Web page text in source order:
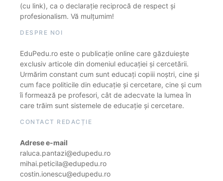
(cu link), ca o declarație reciprocă de respect și
profesionalism. Vă mulțumim!
DESPRE NOI
EduPedu.ro este o publicație online care găzduiește
exclusiv articole din domeniul educației și cercetării.
Urmărim constant cum sunt educați copiii noștri, cine și
cum face politicile din educație și cercetare, cine și cum
îi formează pe profesori, cât de adecvate la lumea în
care trăim sunt sistemele de educație și cercetare.
CONTACT REDACȚIE
Adrese e-mail
raluca.pantazi@edupedu.ro
mihai.peticila@edupedu.ro
costin.ionescu@edupedu.ro